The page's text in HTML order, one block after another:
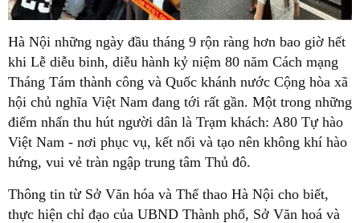
Hà Nội những ngày đầu tháng 9 rộn ràng hơn bao giờ hết
khi Lễ diễu binh, diễu hành kỷ niệm 80 năm Cách mạng
Tháng Tám thành công và Quốc khánh nước Cộng hòa xã
hội chủ nghĩa Việt Nam đang tới rất gần. Một trong những
điểm nhấn thu hút người dân là Trạm khách: A80 Tự hào
Việt Nam - nơi phục vụ, kết nối và tạo nên không khí hào
hứng, vui vẻ tràn ngập trung tâm Thủ đô.
Thông tin từ Sở Văn hóa và Thể thao Hà Nội cho biết,
thực hiện chỉ đạo của UBND Thành phố, Sở Văn hoá và